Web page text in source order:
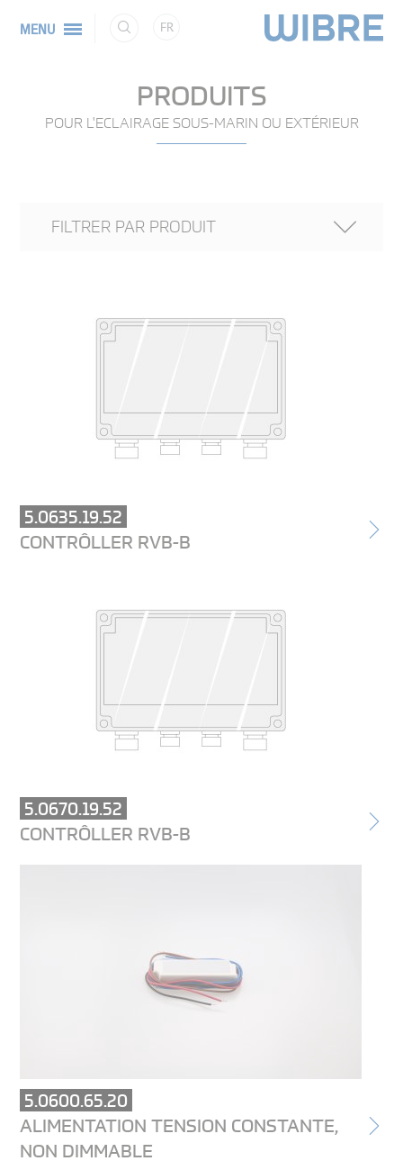
MENU FR
PRODUITS
POUR L'ECLAIRAGE SOUS-MARIN OU EXTÉRIEUR
FILTRER PAR PRODUIT
5.0635.19.52
CONTRÔLLER RVB-B
5.0670.19.52
CONTRÔLLER RVB-B
5.0600.65.20
ALIMENTATION TENSION CONSTANTE,
NON DIMMABLE